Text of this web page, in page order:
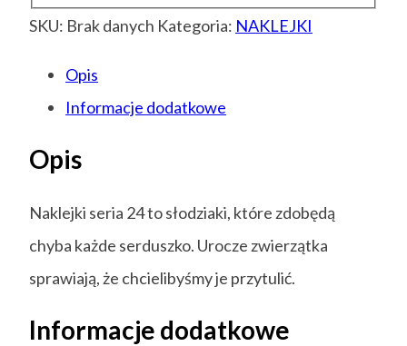
SKU: Brak danych Kategoria: NAKLEJKI
Opis
Informacje dodatkowe
Opis
Naklejki seria 24 to słodziaki, które zdobędą
chyba każde serduszko. Urocze zwierzątka
sprawiają, że chcielibyśmy je przytulić.
Informacje dodatkowe